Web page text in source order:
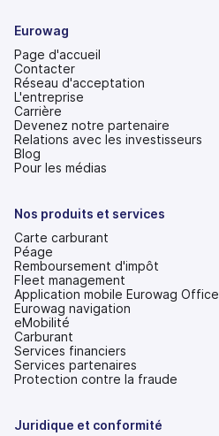
Eurowag
Page d'accueil
Contacter
Réseau d'acceptation
L'entreprise
Carrière
Devenez notre partenaire
Relations avec les investisseurs
(s'ouvre
dans
onglet)
Blog
Pour les médias
Nos produits et services
Carte carburant
Péage
Remboursement d'impôt
Fleet management
Application mobile Eurowag Office
Eurowag navigation
eMobilité
Carburant
Services financiers
Services partenaires
Protection contre la fraude
Juridique et conformité